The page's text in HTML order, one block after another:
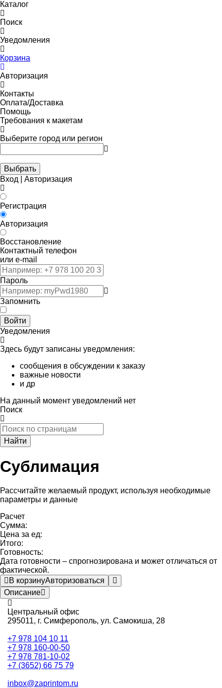
Каталог
Поиск
Уведомления
Корзина
Авторизация
Контакты
Оплата/Доставка
Помощь
Требования к макетам
Выберите город или регион
Выбрать
Вход | Авторизация
Регистрация
Авторизация
Восстановление
Контактный телефон
или e-mail
Пароль
Запомнить
Войти
Уведомления
Здесь будут записаны уведомления:
сообщения в обсуждении к заказу
важные новости
и др
На данный момент уведомлений нет
Поиск
Найти
Сублимация
Рассчитайте желаемый продукт, используя необходимые
параметры и данные
Расчет
Сумма:
Цена за ед:
Итого:
Готовность:
Дата готовности – спрогнозирована и может отличаться от
фактической.
В корзинуАвторизоваться
Описание
Центральный офис
295011, г. Симферополь, ул. Самокиша, 28
+7 978 104 10 11
+7 978 160-00-50
+7 978 781-10-02
+7 (3652) 66 75 79
inbox@zaprintom.ru